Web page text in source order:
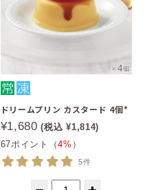
ドリームプリン カスタード 4個*
¥1,680 (税込 ¥1,814)
67ポイント（4% ）
5件